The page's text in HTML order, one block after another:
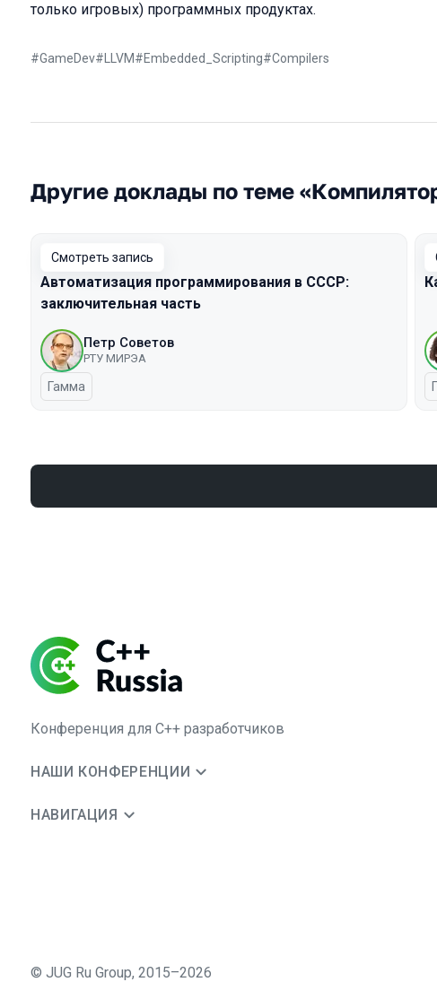
только игровых) программных продуктах.
#GameDev# LLVM#Embedded_Scripting#Compilers
Другие доклады по теме
Смотреть запись
Автоматизация программирования в СССР:
заключительная часть
Петр Советов
РТУ МИРЭА
Гамма
Конференция для C++ разработчиков
НАШИ КОНФЕРЕНЦИИ
НАВИГАЦИЯ
© JUG Ru Group, 2015–2026